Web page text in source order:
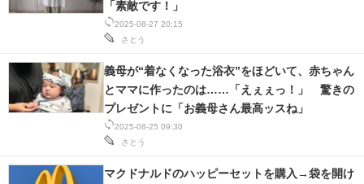
2025-08-27 20:15
さとう
「素敵です！」
2025-08-25 09:30
さとう
義母が“着なくなった浴衣”をほどいて、赤ちゃん
とママに作ったのは……「えぇぇっ！」 驚きの
プレゼントに「お義母さん最高ッスね」
マクドナルドのハッピーセットを購入→袋を開け